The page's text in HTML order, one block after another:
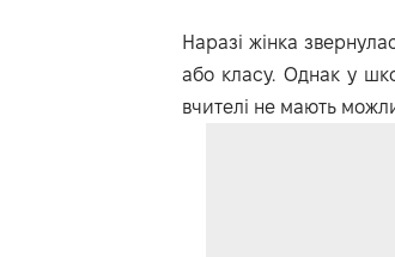
Наразі жінка
або класу. Однак у
вчителі не мають